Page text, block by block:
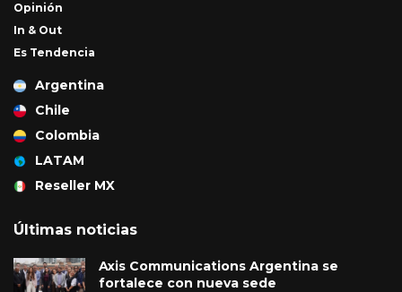
Opinión
In & Out
Es Tendencia
Argentina
Chile
Colombia
LATAM
Reseller MX
Últimas noticias
Axis Communications Argentina se
fortalece con nueva sede